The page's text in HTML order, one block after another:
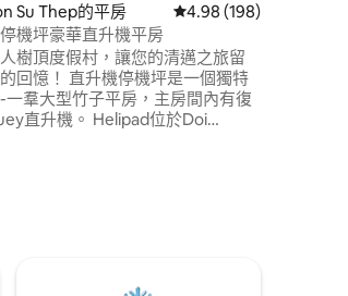
5 的平均評分（滿分 5 分）
Su Thep的平房 從 198 則評價中獲得
4.98 (198)
機坪豪華直升機平房
樹頂度假村，讓您的清邁之旅留
回憶！ 直升機停機坪是一個獨特
一羣大型竹子平房，主房間內有復
直升機。 Helipad位於Doi